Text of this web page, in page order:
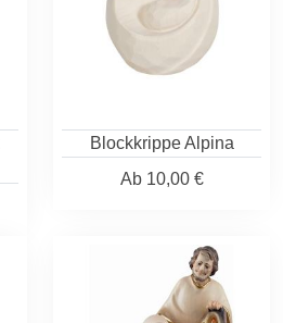
Blockkrippe Alpina
Ab10,00 €